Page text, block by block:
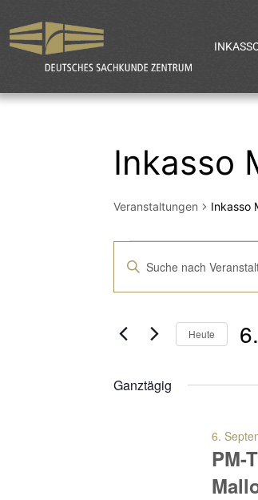
Inkasso
Veranstaltungen Inkasso
Suche
Bitte
Suche
Veranstaltungen
Heute
Ganztägig
PM-
6.